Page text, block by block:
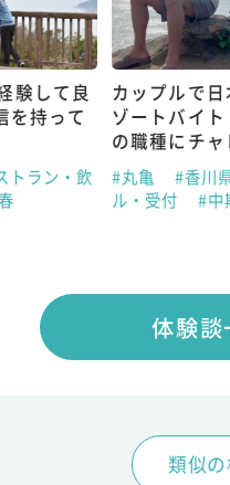
験して良
を持って
トラン・飲
カップルで
ゾートバイ
の職種にチャ
#丸亀 #香川
ル・受付
#中
体験談
類似